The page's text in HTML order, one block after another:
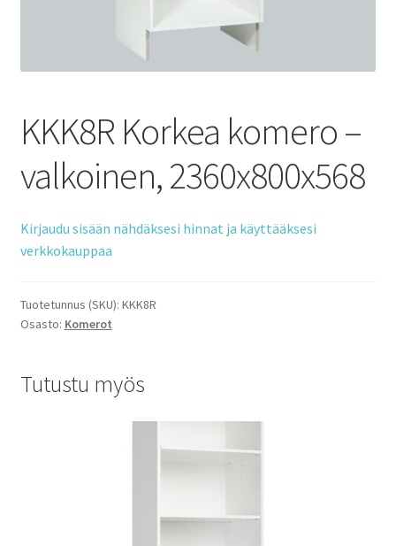
KKK8R Korkea komero –
valkoinen, 2360x800x568
Kirjaudu sisään nähdäksesi hinnat ja käyttääksesi
verkkokauppaa
Tuotetunnus (SKU): KKK8R
Osasto: Komerot
Tutustu myös